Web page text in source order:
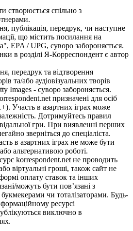
створюється спільно з
публікація, передрук, чи наступне
що містить посилання на
EPA / UPG, суворо забороняється.
в розділі Я-Корреспондент є автор
передрук та відтворення
та/або аудіовізуальних творів
Images - суворо забороняється.
призначені для осіб
Участь в азартних іграх може
Дотримуйтесь правил
гри. При виявленні перших
зверніться до спеціаліста.
в азартних іграх не може бути
альтернативою роботі.
korrespondent.net не проводить
віртуальні гроші, також сайт не
оплату ставок та інших
можуть бути пов’язані з
чи тоталізаторами. Будь-
ресурсі
виключно в